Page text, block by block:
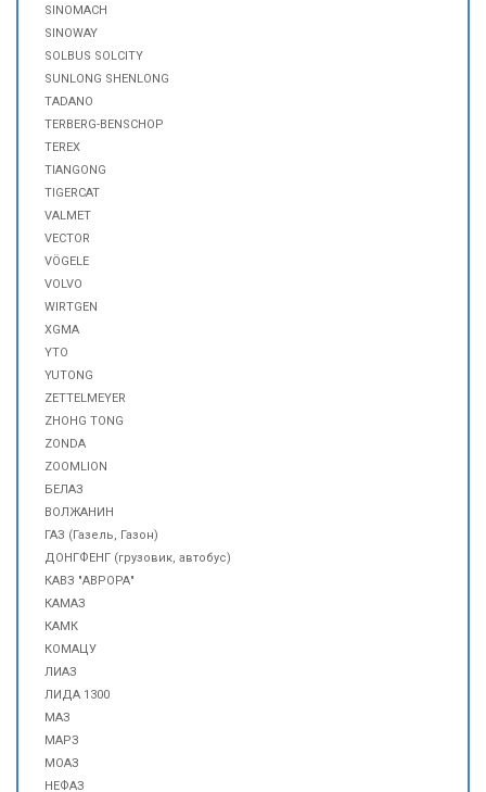
SINOMACH
SINOWAY
SOLBUS SOLCITY
SUNLONG SHENLONG
TADANO
TERBERG-BENSCHOP
TEREX
TIANGONG
TIGERCAT
VALMET
VECTOR
VÖGELE
VOLVO
WIRTGEN
XGMA
YTO
YUTONG
ZETTELMEYER
ZHOHG TONG
ZONDA
ZOOMLION
БЕЛАЗ
ВОЛЖАНИН
ГАЗ (Газель, Газон)
ДОНГФЕНГ (грузовик, автобус)
КАВЗ "АВРОРА"
КАМАЗ
КАМК
КОМАЦУ
ЛИАЗ
ЛИДА 1300
МАЗ
МАРЗ
МОАЗ
НЕФАЗ